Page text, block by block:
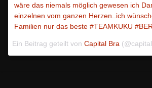
wäre das niemals möglich gewesen ich
einzelnen vom ganzen Herzen..ich
Familien nur das beste #TEAMKUKU
Ein Beitrag geteilt von Capital Bra